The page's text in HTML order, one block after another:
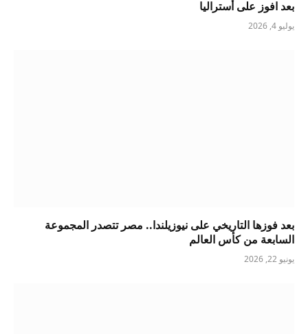
بعد افوز على أستراليا
يوليو 4, 2026
بعد فوزها التاريخي على نيوزيلندا.. مصر تتصدر المجموعة
السابعة من كأس العالم
يونيو 22, 2026